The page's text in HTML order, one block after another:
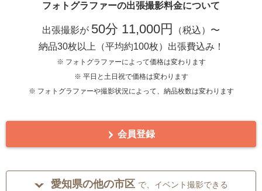
フォトグラファーの出張撮影料金について
出張撮影が 50分 11,000円
（税込）〜
納品30枚以上（平均約100枚）出張費込み！
※ フォトグラファーによって価格は変わります
※ 平日と土日祝で価格は変わります
※ フォトグラファーや撮影状況によって、納品枚数は変わります
会員登録
愛知県の他の市区 で、イベント撮影できる